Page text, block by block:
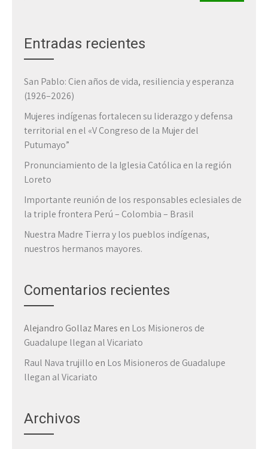
Entradas recientes
San Pablo: Cien años de vida, resiliencia y esperanza
(1926–2026)
Mujeres indígenas fortalecen su liderazgo y defensa
territorial en el «V Congreso de la Mujer del
Putumayo”
Pronunciamiento de la Iglesia Católica en la región
Loreto
Importante reunión de los responsables eclesiales de
la triple frontera Perú – Colombia – Brasil
Nuestra Madre Tierra y los pueblos indígenas,
nuestros hermanos mayores.
Comentarios recientes
Alejandro Gollaz Mares en Los Misioneros de
Guadalupe llegan al Vicariato
Raul Nava trujillo en Los Misioneros de Guadalupe
llegan al Vicariato
Archivos